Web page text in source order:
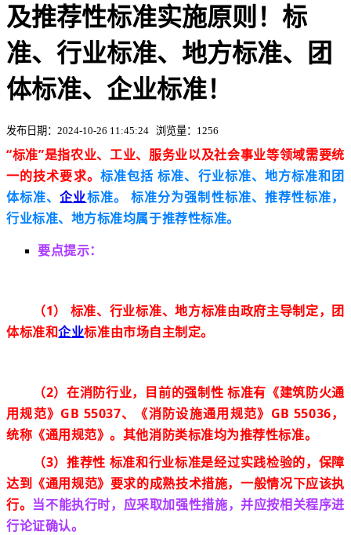
及推荐性标准实施原则！标
准、行业标准、地方标准、团
体标准、企业标准！
发布日期：2024-10-26 11:45:24 浏览量：1256
“标准”是指农业、工业、服务业以及社会事业等领域需要统
一的技术要求。 标准包括 标准、行业标准、地方标准和团
体标准、企业标准。 标准分为强制性标准、推荐性标准，
行业标准、地方标准均属于推荐性标准。
要点提示：
（1） 标准、行业标准、地方标准由政府主导制定， 团
体标准和企业标准由市场自主制定。
（2）在消防行业，目前的强制性 标准有《建筑防火通
用规范》GB 55037、《消防设施通用规范》GB 55036，
统称《通用规范》。其他消防类标准均为推荐性标准。
（3）推荐性 标准和行业标准是经过实践检验的，保障
达到 《通用规范》 要求的成熟技术措施，一般情况下应该执
行。 当不能执行时，应采取加强性措施，并应按相关程序进
行论证确认。